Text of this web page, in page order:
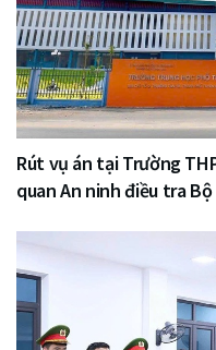
Rút vụ án tại Trường
quan An ninh điều tra